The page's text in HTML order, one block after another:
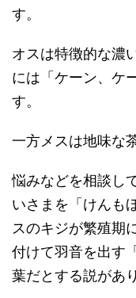
す。
オスは特徴的な濃
には「ケーン、ケ
す。
一方メスは地味な
悩みなどを相談し
いさまを「けんも
スのキジが繁殖期
付けて羽音を出す
葉だとする説があ